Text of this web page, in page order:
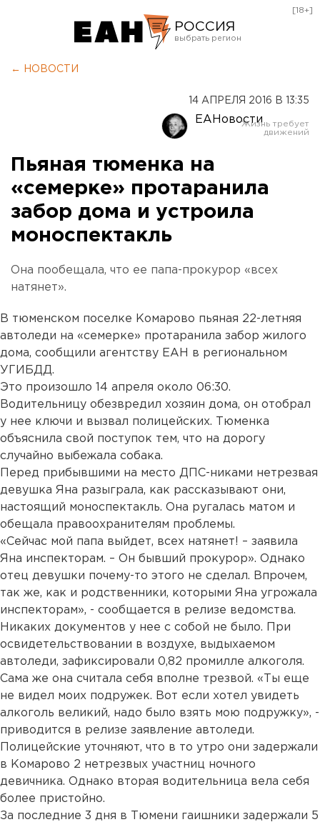
РОССИЯ
Оренбург
[18+]
← НОВОСТИ
14 АПРЕЛЯ 2016 В 13:35
ЕАНовости
Пьяная тюменка на
«семерке» протаранила
забор дома и устроила
моноспектакль
Она пообещала, что ее папа-прокурор «всех
натянет».
В тюменском поселке Комарово пьяная 22-летняя
автоледи на «семерке» протаранила забор жилого
дома, сообщили агентству ЕАН в региональном
УГИБДД.
Это произошло 14 апреля около 06:30.
Водительницу обезвредил хозяин дома, он отобрал
у нее ключи и вызвал полицейских. Тюменка
объяснила свой поступок тем, что на дорогу
случайно выбежала собака.
Перед прибывшими на место ДПС-никами нетрезвая
девушка Яна разыграла, как рассказывают они,
настоящий моноспектакль. Она ругалась матом и
обещала правоохранителям проблемы.
«Сейчас мой папа выйдет, всех натянет! – заявила
Яна инспекторам. – Он бывший прокурор». Однако
отец девушки почему-то этого не сделал. Впрочем,
так же, как и родственники, которыми Яна угрожала
инспекторам», - сообщается в релизе ведомства.
Никаких документов у нее с собой не было. При
освидетельствовании в воздухе, выдыхаемом
автоледи, зафиксировали 0,82 промилле алкоголя.
Сама же она считала себя вполне трезвой. «Ты еще
не видел моих подружек. Вот если хотел увидеть
алкоголь великий, надо было взять мою подружку», -
приводится в релизе заявление автоледи.
Полицейские уточняют, что в то утро они задержали
в Комарово 2 нетрезвых участниц ночного
девичника. Однако вторая водительница вела себя
более пристойно.
За последние 3 дня в Тюмени гаишники задержали 5